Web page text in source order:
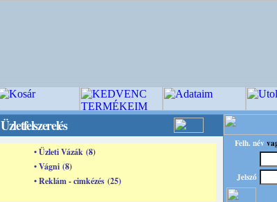
Üzletfelszerelés
• Üzleti Vázák (8)
• Vágni (8)
• Reklám - cimkézés (25)
Felh. név
Jelszó